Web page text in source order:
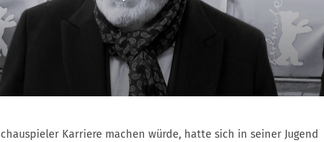
Karriere machen würde, hatte sich in seiner Jugend